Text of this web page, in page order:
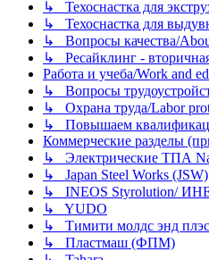
↳ Техоснастка для
↳ Техоснастка для
↳ Вопросы качества/
↳ Ресайклинг -
Работа и учеба/Work and
↳ Вопросы
↳ Охрана труда/Labor
↳ Повышаем
Коммерческие разделы
↳ Электрические ТПА
↳ Japan Steel Works (JSW)
↳ INEOS Styrolution/
↳ YUDO
↳ Тимити молдс энд
↳ Пластмаш (ФПМ)